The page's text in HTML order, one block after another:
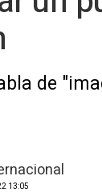
de
13:05